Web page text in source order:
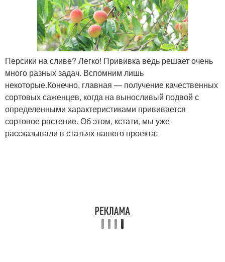
Персики на сливе? Легко! Прививка ведь решает очень
много разных задач. Вспомним лишь
некоторые.Конечно, главная — получение качественных
сортовых саженцев, когда на выносливый подвой с
определенными характеристиками прививается
сортовое растение. Об этом, кстати, мы уже
рассказывали в статьях нашего проекта: